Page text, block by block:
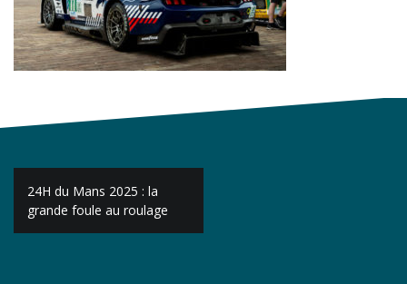
Navigation
de
l’article
24H du Mans 2025 : la
grande foule au roulage